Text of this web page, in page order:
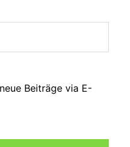
Beiträge via E-